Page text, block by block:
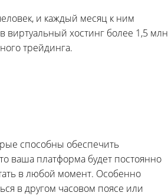
и каждый месяц к ним
виртуальный хостинг более 1,5 млн
трейдинга.
способны обеспечить
ваша платформа будет постоянно
в любой момент. Особенно
в другом часовом поясе или